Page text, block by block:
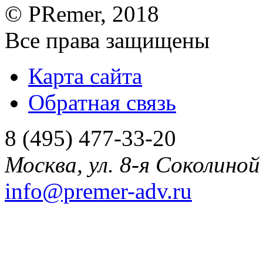
© PRemer, 2018
Все права защищены
Карта сайта
Обратная связь
8 (495) 477-33-20
Москва, ул. 8-я
info@premer-adv.ru